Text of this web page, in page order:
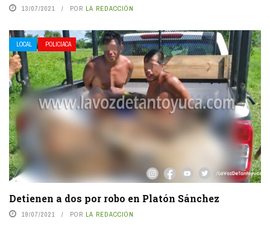
13/07/2021 POR LA REDACCIÓN
LOCAL POLICIACA
Detienen a dos por robo en Platón Sánchez
19/07/2021 POR LA REDACCIÓN